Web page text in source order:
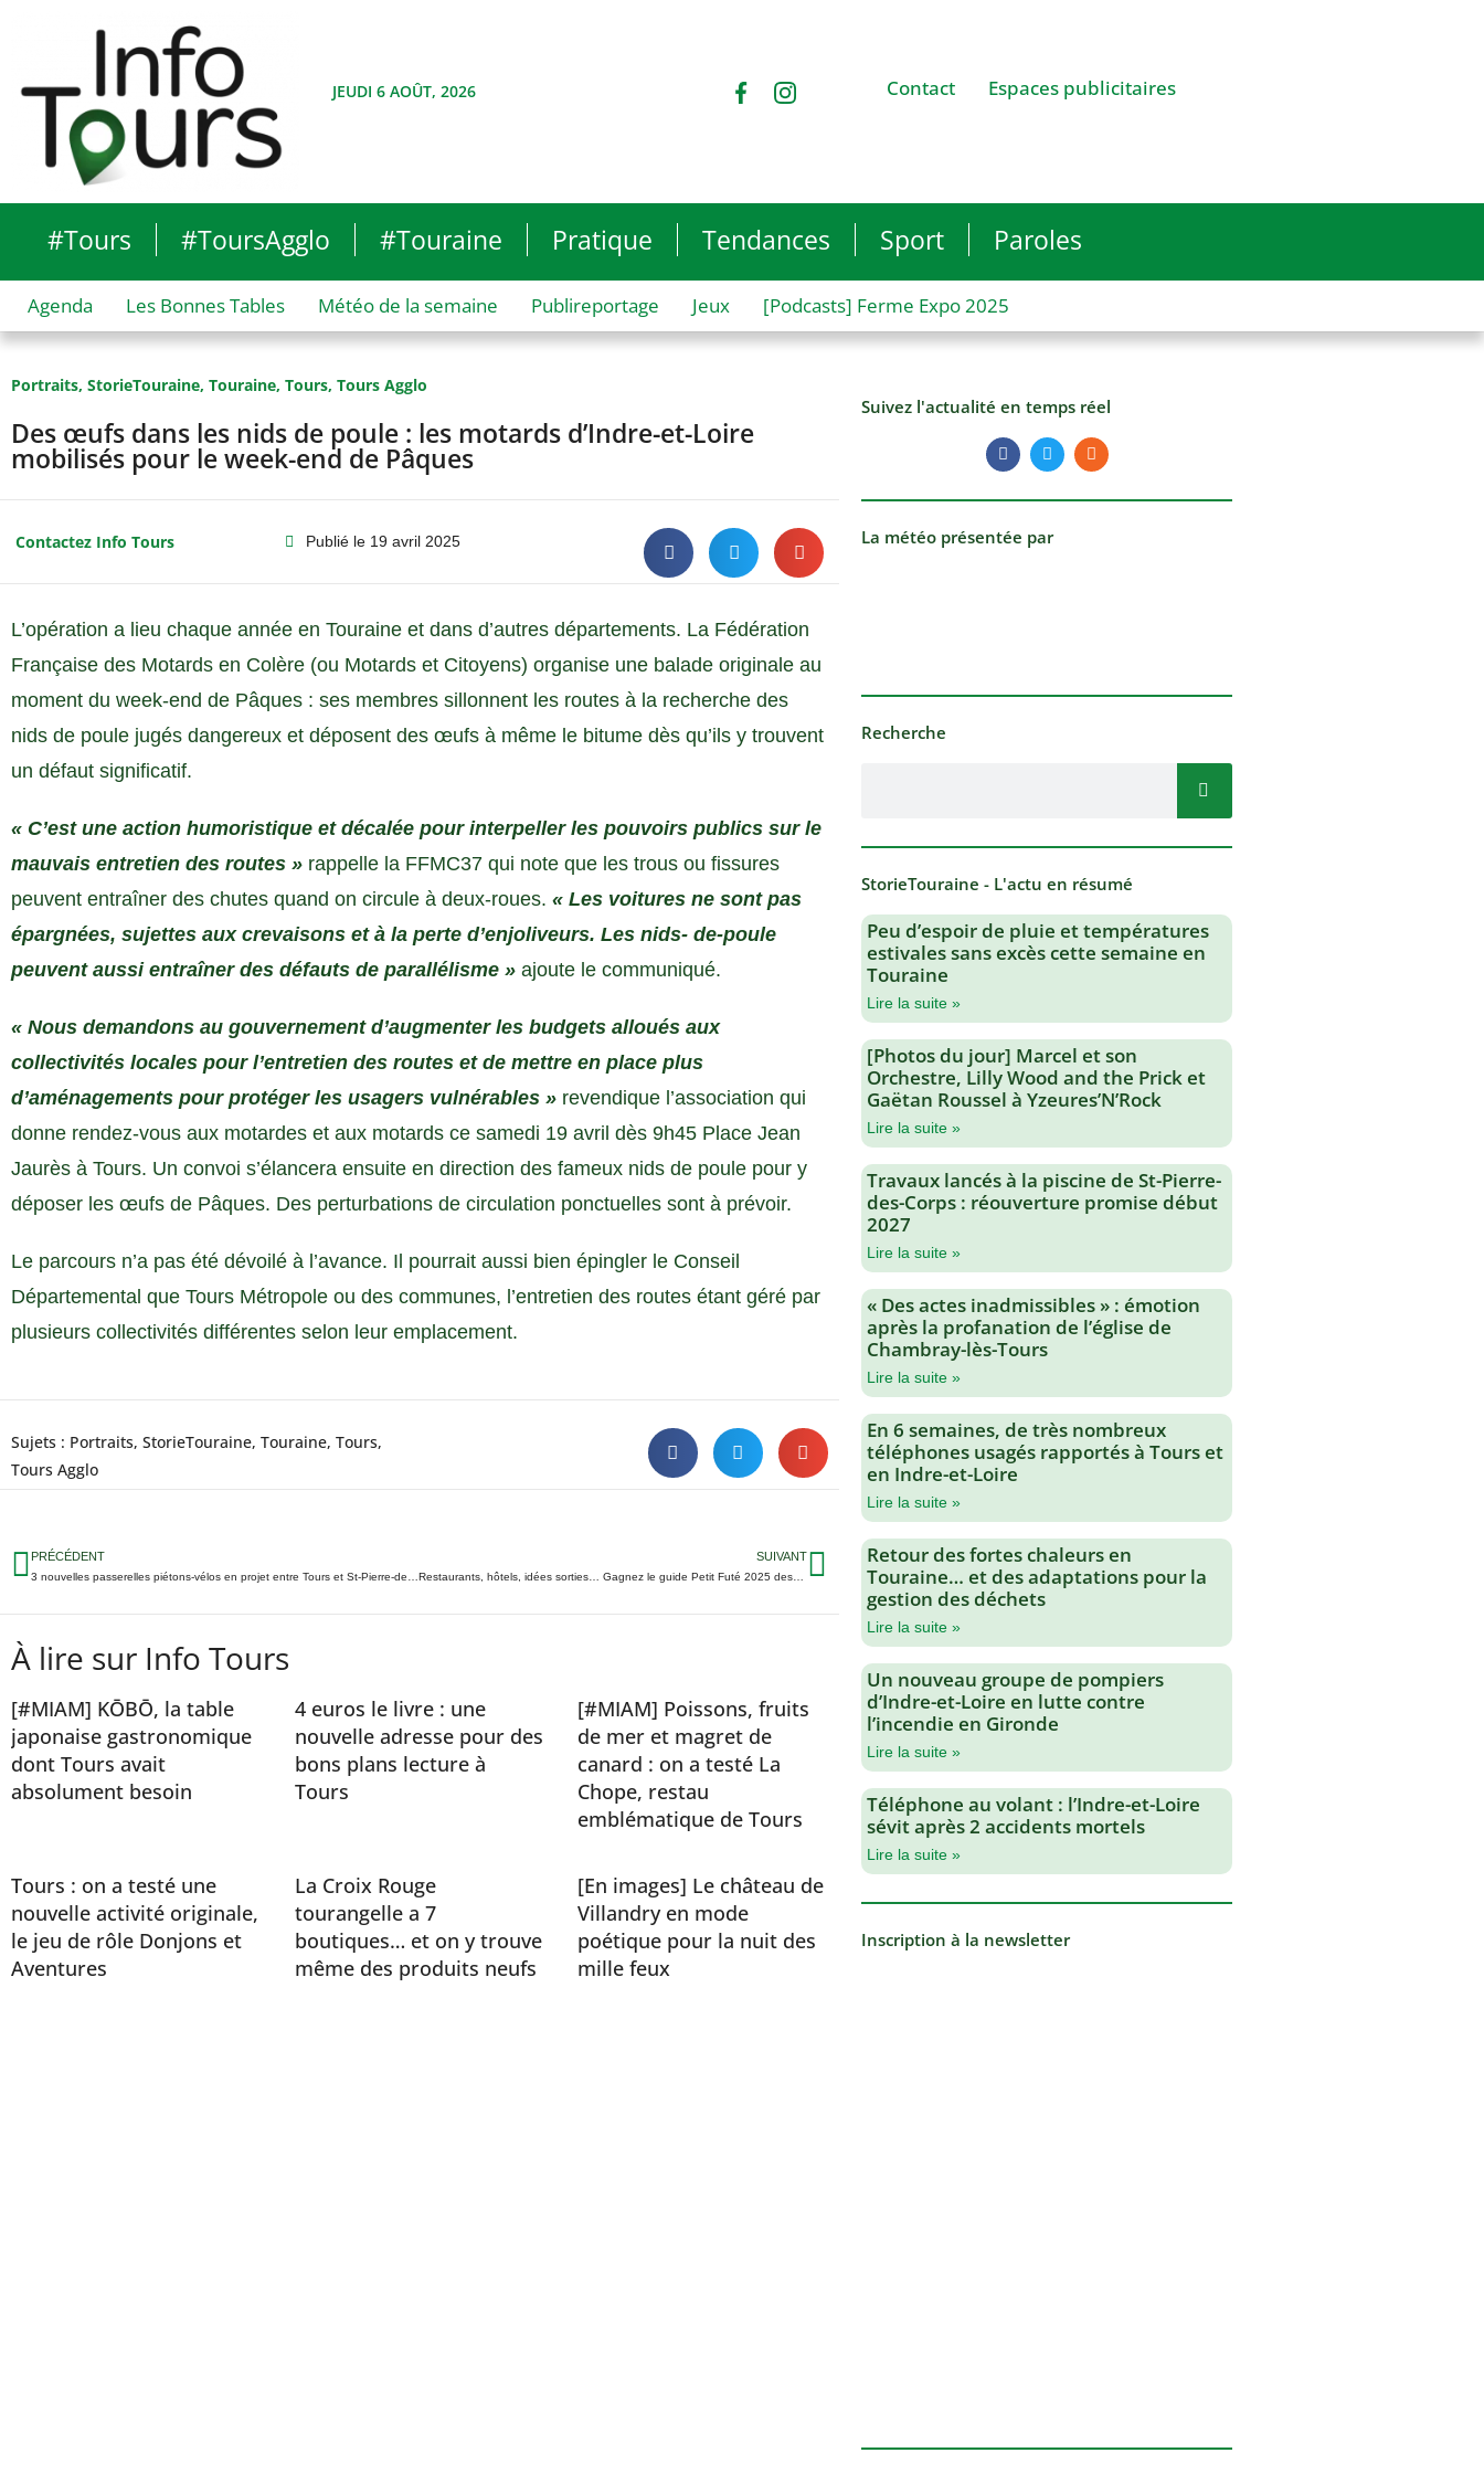
JEUDI 6 AOÛT, 2026 Contact Espaces publicitaires
#Tours #ToursAgglo #Touraine Pratique Tendances Sport Paroles
Agenda Les Bonnes Tables Météo de la semaine Publireportage Jeux [Podcasts] Ferme Expo 2025
Portraits, StorieTouraine, Touraine, Tours, Tours Agglo
Des œufs dans les nids de poule : les motards d’Indre-et-Loire
mobilisés pour le week-end de Pâques
Contactez Info Tours Publié le 19 avril 2025
L’opération a lieu chaque année en Touraine et dans d’autres départements. La Fédération
Française des Motards en Colère (ou Motards et Citoyens) organise une balade originale au
moment du week-end de Pâques : ses membres sillonnent les routes à la recherche des
nids de poule jugés dangereux et déposent des œufs à même le bitume dès qu’ils y trouvent
un défaut significatif.
« C’est une action humoristique et décalée pour interpeller les pouvoirs publics sur le
mauvais entretien des routes » rappelle la FFMC37 qui note que les trous ou fissures
peuvent entraîner des chutes quand on circule à deux-roues. « Les voitures ne sont pas
épargnées, sujettes aux crevaisons et à la perte d’enjoliveurs. Les nids- de-poule
peuvent aussi entraîner des défauts de parallélisme » ajoute le communiqué.
« Nous demandons au gouvernement d’augmenter les budgets alloués aux
collectivités locales pour l’entretien des routes et de mettre en place plus
d’aménagements pour protéger les usagers vulnérables » revendique l’association qui
donne rendez-vous aux motardes et aux motards ce samedi 19 avril dès 9h45 Place Jean
Jaurès à Tours. Un convoi s’élancera ensuite en direction des fameux nids de poule pour y
déposer les œufs de Pâques. Des perturbations de circulation ponctuelles sont à prévoir.
Le parcours n’a pas été dévoilé à l’avance. Il pourrait aussi bien épingler le Conseil
Départemental que Tours Métropole ou des communes, l’entretien des routes étant géré par
plusieurs collectivités différentes selon leur emplacement.
Sujets : Portraits, StorieTouraine, Touraine, Tours,
Tours Agglo
PRÉCÉDENT
3 nouvelles passerelles piétons-vélos en projet entre Tours et St-Pierre-des-Corps
SUIVANT
Restaurants, hôtels, idées sorties… Gagnez le guide Petit Futé 2025 des Châteaux de la Loire
À lire sur Info Tours
[#MIAM] KŌBŌ, la table
japonaise gastronomique
dont Tours avait
absolument besoin
4 euros le livre : une
nouvelle adresse pour des
bons plans lecture à
Tours
[#MIAM] Poissons, fruits
de mer et magret de
canard : on a testé La
Chope, restau
emblématique de Tours
Tours : on a testé une
nouvelle activité originale,
le jeu de rôle Donjons et
Aventures
La Croix Rouge
tourangelle a 7
boutiques… et on y trouve
même des produits neufs
[En images] Le château de
Villandry en mode
poétique pour la nuit des
mille feux
Suivez l'actualité en temps réel
La météo présentée par
Recherche
StorieTouraine - L'actu en résumé
Peu d’espoir de pluie et températures
estivales sans excès cette semaine en
Touraine
Lire la suite »
[Photos du jour] Marcel et son
Orchestre, Lilly Wood and the Prick et
Gaëtan Roussel à Yzeures’N’Rock
Lire la suite »
Travaux lancés à la piscine de St-Pierre-
des-Corps : réouverture promise début
2027
Lire la suite »
« Des actes inadmissibles » : émotion
après la profanation de l’église de
Chambray-lès-Tours
Lire la suite »
En 6 semaines, de très nombreux
téléphones usagés rapportés à Tours et
en Indre-et-Loire
Lire la suite »
Retour des fortes chaleurs en
Touraine… et des adaptations pour la
gestion des déchets
Lire la suite »
Un nouveau groupe de pompiers
d’Indre-et-Loire en lutte contre
l’incendie en Gironde
Lire la suite »
Téléphone au volant : l’Indre-et-Loire
sévit après 2 accidents mortels
Lire la suite »
Inscription à la newsletter